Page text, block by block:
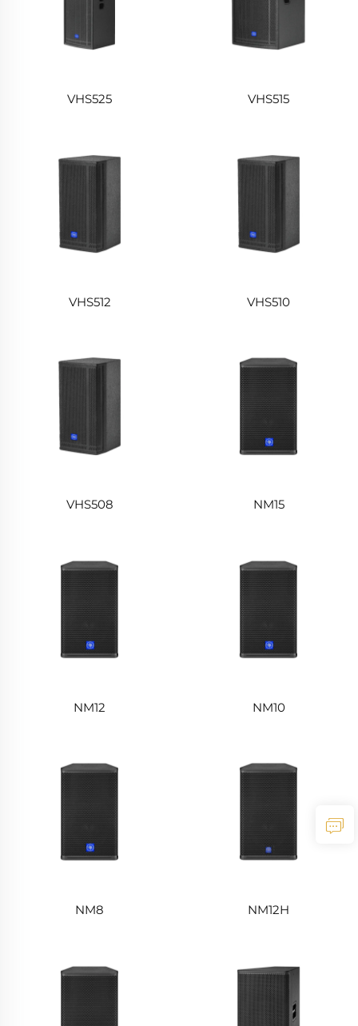
VHS525 VHS515
VHS512 VHS510
VHS508 NM15
NM12 NM10
NM8 NM12H